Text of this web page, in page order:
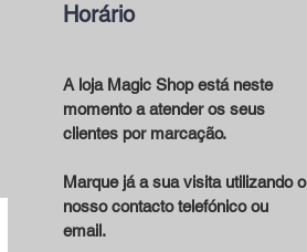
Horário
A loja Magic Shop está neste
momento a atender os seus
clientes por marcação.
Marque já a sua visita utilizando o
nosso contacto telefónico ou
email.